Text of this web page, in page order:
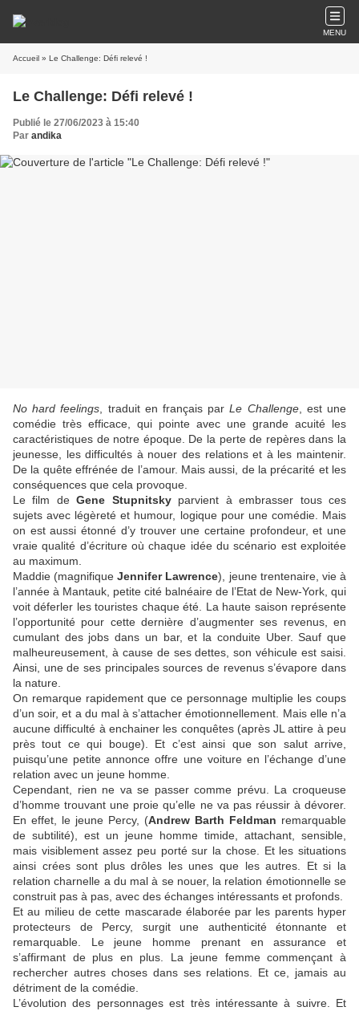
MENU
Accueil » Le Challenge: Défi relevé !
Le Challenge: Défi relevé !
Publié le 27/06/2023 à 15:40
Par andika
No hard feelings , traduit en français parLe Challenge, est une
comédie très efficace, qui pointe avec une grande acuité les
caractéristiques de notre époque. De la perte de repères dans la
jeunesse, les difficultés à nouer des relations et à les maintenir.
De la quête effrénée de l’amour. Mais aussi, de la précarité et les
conséquences que cela provoque.
Le film deGene Stupnitskyparvient à embrasser tous ces
sujets avec légèreté et humour, logique pour une comédie. Mais
on est aussi étonné d’y trouver une certaine profondeur, et une
vraie qualité d’écriture où chaque idée du scénario est exploitée
au maximum.
Maddie (magnifiqueJennifer Lawrence), jeune trentenaire, vie à
l’année à Mantauk, petite cité balnéaire de l’Etat de New-York, qui
voit déferler les touristes chaque été. La haute saison représente
l’opportunité pour cette dernière d’augmenter ses revenus, en
cumulant des jobs dans un bar, et la conduite Uber. Sauf que
malheureusement, à cause de ses dettes, son véhicule est saisi.
Ainsi, une de ses principales sources de revenus s’évapore dans
la nature.
On remarque rapidement que ce personnage multiplie les coups
d’un soir, et a du mal à s’attacher émotionnellement. Mais elle n’a
aucune difficulté à enchainer les conquêtes (après JL attire à peu
près tout ce qui bouge). Et c’est ainsi que son salut arrive,
puisqu’une petite annonce offre une voiture en l’échange d’une
relation avec un jeune homme.
Cependant, rien ne va se passer comme prévu. La croqueuse
d’homme trouvant une proie qu’elle ne va pas réussir à dévorer.
En effet, le jeune Percy, (Andrew Barth Feldman remarquable
de subtilité), est un jeune homme timide, attachant, sensible,
mais visiblement assez peu porté sur la chose. Et les situations
ainsi crées sont plus drôles les unes que les autres. Et si la
relation charnelle a du mal à se nouer, la relation émotionnelle se
construit pas à pas, avec des échanges intéressants et profonds.
Et au milieu de cette mascarade élaborée par les parents hyper
protecteurs de Percy, surgit une authenticité étonnante et
remarquable. Le jeune homme prenant en assurance et
s’affirmant de plus en plus. La jeune femme commençant à
rechercher autres choses dans ses relations. Et ce, jamais au
détriment de la comédie.
L’évolution des personnages est très intéressante à suivre. Et